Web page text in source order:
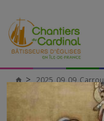
Cardinal